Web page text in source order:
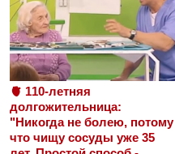
🫀 110-летняя
долгожительница:
"Никогда не болею, потому
что чищу сосуды уже 35